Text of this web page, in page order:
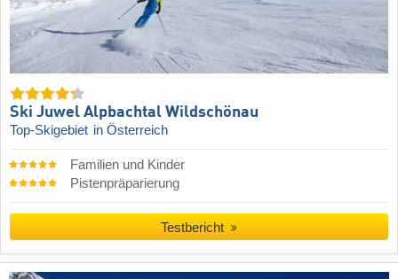
Ski Juwel Alpbachtal Wildschönau
Top-Skigebiet in Österreich
Familien und Kinder
Pistenpräparierung
Testbericht